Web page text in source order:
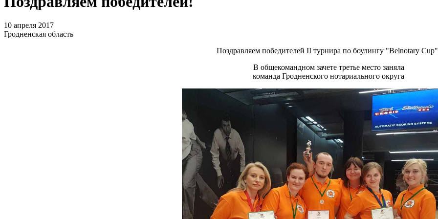
10 апреля 2017
Гродненская область
Поздравляем победителей II турнира по боулингу "Belnotary
В общекомандном зачете третье место заняла
команда Гродненского нотариального округа